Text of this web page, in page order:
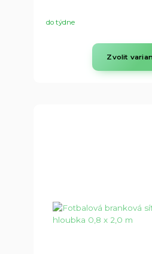
do týdne
Zvolit